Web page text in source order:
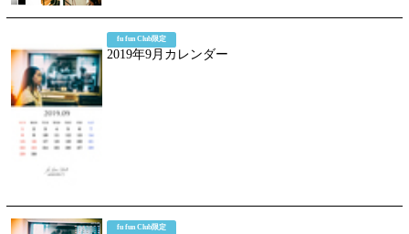
fu fun Club限定
2019年9月カレンダー
fu fun Club限定